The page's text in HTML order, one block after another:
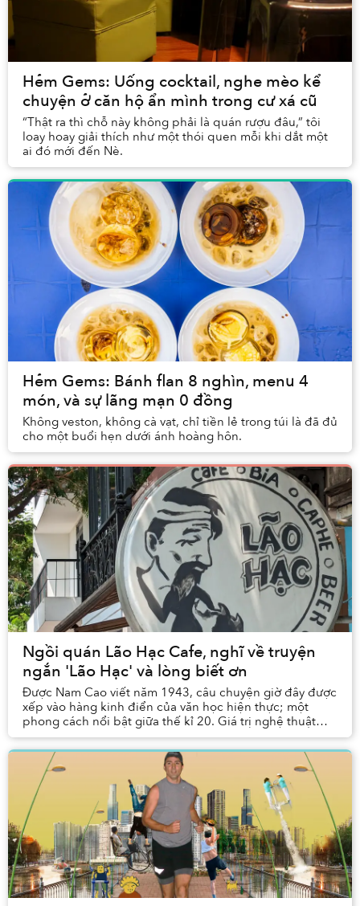
Hẻm Gems: Uống cocktail, nghe mèo kể
chuyện ở căn hộ ẩn mình trong cư xá cũ
“Thật ra thì chỗ này không phải là quán rượu đâu,” tôi
loay hoay giải thích như một thói quen mỗi khi dắt một
ai đó mới đến Nè.
Hẻm Gems: Bánh flan 8 nghìn, menu 4
món, và sự lãng mạn 0 đồng
Không veston, không cà vạt, chỉ tiền lẻ trong túi là đã đủ
cho một buổi hẹn dưới ánh hoàng hôn.
Ngồi quán Lão Hạc Cafe, nghĩ về truyện
ngắn 'Lão Hạc' và lòng biết ơn
Được Nam Cao viết năm 1943, câu chuyện giờ đây được
xếp vào hàng kinh điển của văn học hiện thực; một
phong cách nổi bật giữa thế kỉ 20. Giá trị nghệ thuật
của ‘Lão Hạc’ đã được bao đời độc giả thừa n...